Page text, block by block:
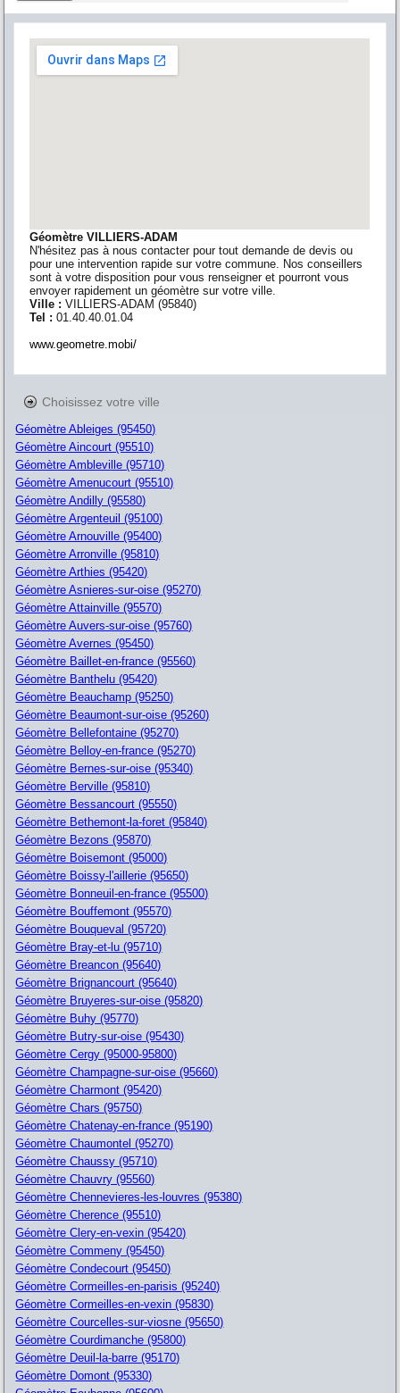
Géomètre VILLIERS-ADAM
N'hésitez pas à nous contacter pour tout demande de devis ou
pour une intervention rapide sur votre commune. Nos conseillers
sont à votre disposition pour vous renseigner et pourront vous
envoyer rapidement un géomètre sur votre ville.
Ville :VILLIERS-ADAM (95840)
Tel :01.40.40.01.04
www.geometre.mobi/
Choisissez votre ville
Géomètre Ableiges (95450)
Géomètre Aincourt (95510)
Géomètre Ambleville (95710)
Géomètre Amenucourt (95510)
Géomètre Andilly (95580)
Géomètre Argenteuil (95100)
Géomètre Arnouville (95400)
Géomètre Arronville (95810)
Géomètre Arthies (95420)
Géomètre Asnieres-sur-oise (95270)
Géomètre Attainville (95570)
Géomètre Auvers-sur-oise (95760)
Géomètre Avernes (95450)
Géomètre Baillet-en-france (95560)
Géomètre Banthelu (95420)
Géomètre Beauchamp (95250)
Géomètre Beaumont-sur-oise (95260)
Géomètre Bellefontaine (95270)
Géomètre Belloy-en-france (95270)
Géomètre Bernes-sur-oise (95340)
Géomètre Berville (95810)
Géomètre Bessancourt (95550)
Géomètre Bethemont-la-foret (95840)
Géomètre Bezons (95870)
Géomètre Boisemont (95000)
Géomètre Boissy-l'aillerie (95650)
Géomètre Bonneuil-en-france (95500)
Géomètre Bouffemont (95570)
Géomètre Bouqueval (95720)
Géomètre Bray-et-lu (95710)
Géomètre Breancon (95640)
Géomètre Brignancourt (95640)
Géomètre Bruyeres-sur-oise (95820)
Géomètre Buhy (95770)
Géomètre Butry-sur-oise (95430)
Géomètre Cergy (95000-95800)
Géomètre Champagne-sur-oise (95660)
Géomètre Charmont (95420)
Géomètre Chars (95750)
Géomètre Chatenay-en-france (95190)
Géomètre Chaumontel (95270)
Géomètre Chaussy (95710)
Géomètre Chauvry (95560)
Géomètre Chennevieres-les-louvres (95380)
Géomètre Cherence (95510)
Géomètre Clery-en-vexin (95420)
Géomètre Commeny (95450)
Géomètre Condecourt (95450)
Géomètre Cormeilles-en-parisis (95240)
Géomètre Cormeilles-en-vexin (95830)
Géomètre Courcelles-sur-viosne (95650)
Géomètre Courdimanche (95800)
Géomètre Deuil-la-barre (95170)
Géomètre Domont (95330)